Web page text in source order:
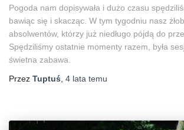
Pogoda nam dopisywała i dużo czasu
bawiąc się i skacząc. W tym tygodniu nasz
absolwentów, którzy już niedługo pójdą do
Spędziliśmy ostatnie momenty razem, była
świetna zabawa.
Przez Tuptuś 4 lata temu